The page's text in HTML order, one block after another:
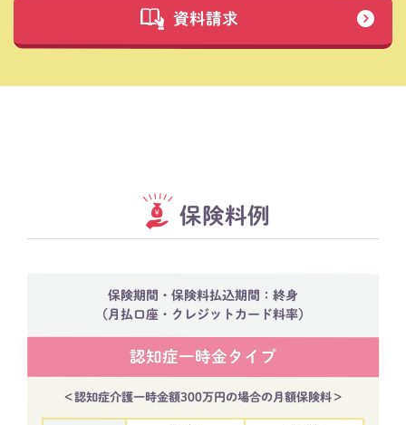
資料請求
保険料例
保険期間・保険料払込期間：終身
（月払口座・クレジットカード料率）
認知症一時金タイプ
＜認知症介護一時金額300万円の場合の月額保険料＞